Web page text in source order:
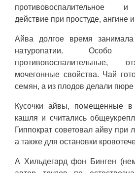
противовоспалительное
действие при простуде, ангине
Айва долгое время
натуропатии. Особо
противовоспалительные,
мочегонные свойства. Чай
семян, а из плодов делали пюре
Кусочки айвы, помещенные
кашля и считались
Гиппократ советовал айву при
а также для остановки
А Хильдегард фон Бинген